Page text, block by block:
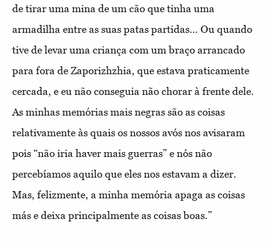
de tirar uma mina de um cão que tinha uma
armadilha entre as suas patas partidas… Ou quando
tive de levar uma criança com um braço arrancado
para fora de Zaporizhzhia, que estava praticamente
cercada, e eu não conseguia não chorar à frente dele.
As minhas memórias mais negras são as coisas
relativamente às quais os nossos avós nos avisaram
pois “não iria haver mais guerras” e nós não
percebíamos aquilo que eles nos estavam a dizer.
Mas, felizmente, a minha memória apaga as coisas
más e deixa principalmente as coisas boas.”